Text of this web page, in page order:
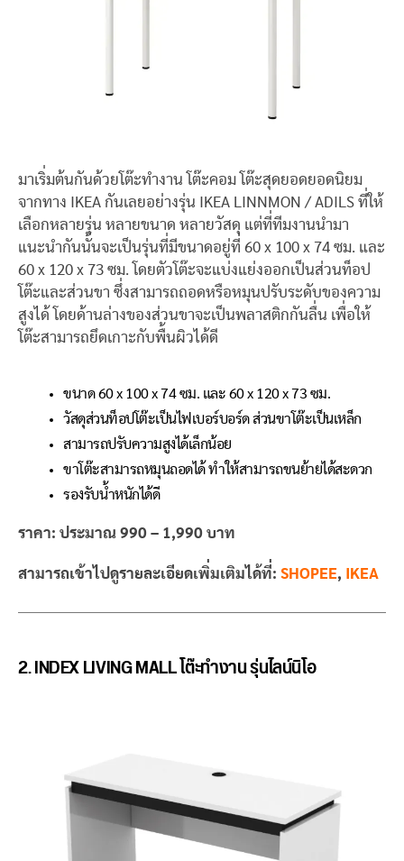
มาเริ่มต้นกันด้วยโต๊ะทำงาน โต๊ะคอม โต๊ะสุดยอดยอดนิยม
จากทาง IKEA กันเลยอย่างรุ่น IKEA LINNMON / ADILS ที่ให้
เลือกหลายรุ่น หลายขนาด หลายวัสดุ แต่ที่ทีมงานนำมา
แนะนำกันนั้นจะเป็นรุ่นที่มีขนาดอยู่ที่ 60 x 100 x 74 ซม. และ
60 x 120 x 73 ซม. โดยตัวโต๊ะจะแบ่งแย่งออกเป็นส่วนท็อป
โต๊ะและส่วนขา ซึ่งสามารถถอดหรือหมุนปรับระดับของความ
สูงได้ โดยด้านล่างของส่วนขาจะเป็นพลาสติกกันลื่น เพื่อให้
โต๊ะสามารถยึดเกาะกับพื้นผิวได้ดี
ขนาด 60 x 100 x 74 ซม. และ 60 x 120 x 73 ซม.
วัสดุส่วนท็อปโต๊ะเป็นไฟเบอร์บอร์ด ส่วนขาโต๊ะเป็นเหล็ก
สามารถปรับความสูงได้เล็กน้อย
ขาโต๊ะสามารถหมุนถอดได้ ทำให้สามารถขนย้ายได้สะดวก
รองรับน้ำหนักได้ดี
ราคา: ประมาณ 990 – 1,990 บาท
สามารถเข้าไปดูรายละเอียดเพิ่มเติมได้ที่: SHOPEE, IKEA
2. INDEX LIVING MALL โต๊ะทำงาน รุ่นไลน์นิโอ